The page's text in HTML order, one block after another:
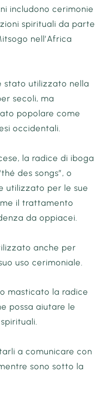
includono cerimonie
spirituali da parte
nell’Africa
stato utilizzato nella
secoli, ma
popolare come
occidentali.
la radice di iboga
des songs”, o
utilizzato per le sue
il trattamento
da oppiacei.
anche per
uso cerimoniale.
masticato la radice
possa aiutare le
a comunicare con
sono sotto la